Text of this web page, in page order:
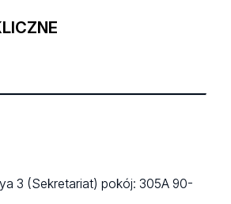
3 (Sekretariat)pokój: 305A90-